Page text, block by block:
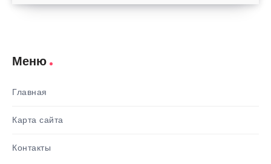
Меню
Главная
Карта сайта
Контакты